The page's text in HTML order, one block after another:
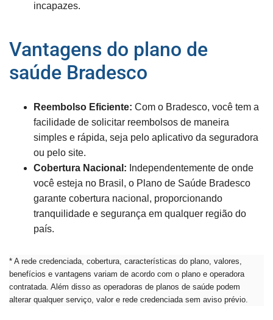
incapazes.
Vantagens do plano de
saúde Bradesco
Reembolso Eficiente: Com o Bradesco, você tem a
facilidade de solicitar reembolsos de maneira
simples e rápida, seja pelo aplicativo da seguradora
ou pelo site.
Cobertura Nacional: Independentemente de onde
você esteja no Brasil, o Plano de Saúde Bradesco
garante cobertura nacional, proporcionando
tranquilidade e segurança em qualquer região do
país.
* A rede credenciada, cobertura, características do plano, valores,
benefícios e vantagens variam de acordo com o plano e operadora
contratada. Além disso as operadoras de planos de saúde podem
alterar qualquer serviço, valor e rede credenciada sem aviso prévio.